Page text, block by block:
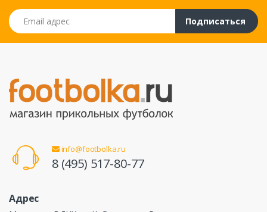
Email адрес
Подписаться
info@footbolka.ru
8 (495) 517-80-77
Адрес